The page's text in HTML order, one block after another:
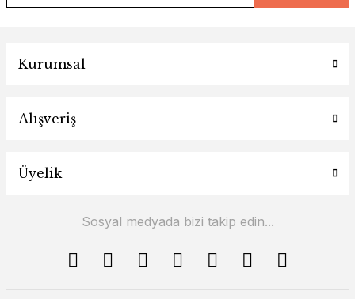
Kurumsal
Alışveriş
Üyelik
Sosyal medyada bizi takip edin...